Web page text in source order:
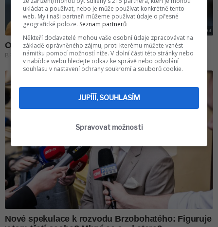
ukládat a používat, nebo je může používat konkrétně tento
web. My i naši partneři můžeme používat údaje o přesné
geografické poloze. Seznam partnerů
Někteří dodavatelé mohou vaše osobní údaje zpracovávat na
základě oprávněného zájmu, proti kterému můžete vznést
námitku pomocí možností níže. V dolní části této stránky nebo
v nabídce webu hledejte odkaz ke správě nebo odvolání
souhlasu v nastavení ochrany soukromí a souborů cookie.
JUPÍÍÍ, SOUHLASÍM
Spravovat možnosti